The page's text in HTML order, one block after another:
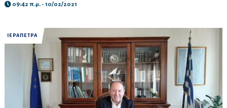
09:42 π.μ. - 10/02/2021
ΙΕΡΑΠΕΤΡΑ